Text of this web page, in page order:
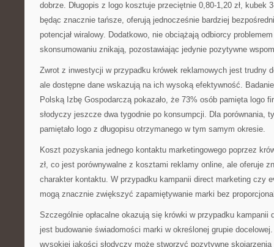
dobrze. Długopis z logo kosztuje przeciętnie 0,80-1,20 zł, kubek
będąc znacznie tańsze, oferują jednocześnie bardziej
potencjał wiralowy. Dodatkowo, nie obciążają odbiorcy
skonsumowaniu znikają, pozostawiając jedynie pozytywne
Zwrot z inwestycji w przypadku krówek reklamowych jest trudny
ale dostępne dane wskazują na ich wysoką efektywność.
Polską Izbę Gospodarczą pokazało, że 73% osób pamięta logo
słodyczy jeszcze dwa tygodnie po konsumpcji. Dla porównania,
pamiętało logo z długopisu otrzymanego w tym samym okresie.
Koszt pozyskania jednego kontaktu marketingowego poprzez
zł, co jest porównywalne z kosztami reklamy online, ale oferuje
charakter kontaktu. W przypadku kampanii direct marketing czy
mogą znacznie zwiększyć zapamiętywanie marki bez
Szczególnie opłacalne okazują się krówki w przypadku kampanii
jest budowanie świadomości marki w określonej grupie
wysokiej jakości słodyczy może stworzyć pozytywne